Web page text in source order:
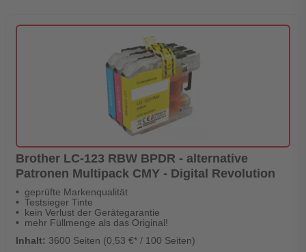
Brother LC-123 RBW BPDR - alternative
Patronen Multipack CMY - Digital Revolution
geprüfte Markenqualität
Testsieger Tinte
kein Verlust der Gerätegarantie
mehr Füllmenge als das Original!
Inhalt: 3600 Seiten (0,53 €* / 100 Seiten)